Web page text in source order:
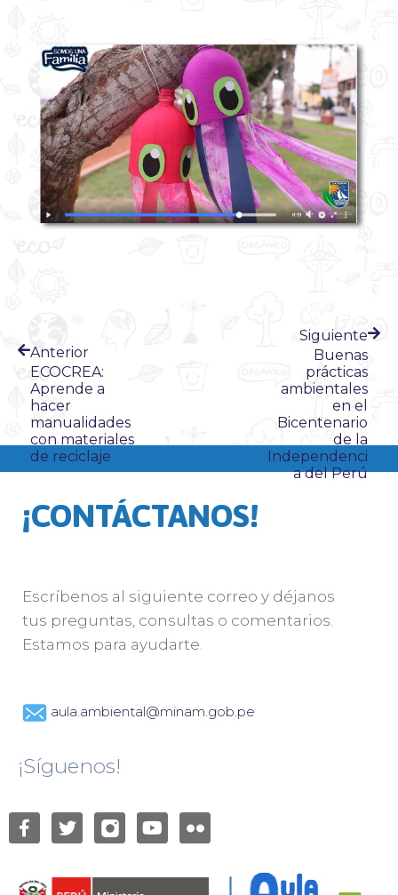
Anterior
ECOCREA:
Aprende a
hacer
manualidades
con materiales
de reciclaje
Siguiente
Buenas
prácticas
ambientales
en el
Bicentenario
de la
Independenci
a del Perú
¡CONTÁCTANOS!
Escríbenos al siguiente correo y déjanos
tus preguntas, consultas o comentarios.
Estamos para ayudarte.
aula.ambiental@minam.gob.pe
¡Síguenos!